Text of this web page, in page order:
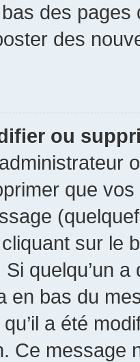
des
des
ou
que
sur le
quelqu’un
en bas du
a été
Ce message